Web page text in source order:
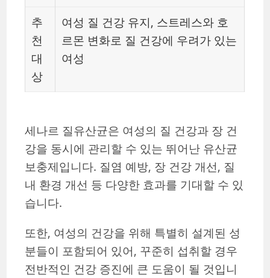
추
천
대
상
여성 질 건강 유지, 스트레스와 호
르몬 변화로 질 건강에 우려가 있는
여성
세나르 질유산균은 여성의 질 건강과 장 건
강을 동시에 관리할 수 있는 뛰어난 유산균
보충제입니다. 질염 예방, 장 건강 개선, 질
내 환경 개선 등 다양한 효과를 기대할 수 있
습니다.
또한, 여성의 건강을 위해 특별히 설계된 성
분들이 포함되어 있어, 꾸준히 섭취할 경우
전반적인 건강 증진에 큰 도움이 될 것입니